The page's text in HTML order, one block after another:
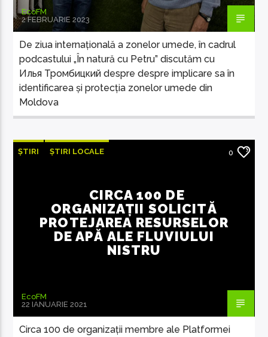
EcoFM
2 FEBRUARIE 2023
De ziua internațională a zonelor umede, în cadrul
podcastului „În natură cu Petru” discutăm cu
Илья Тромбицкий despre despre implicare sa în
identificarea și protecția zonelor umede din
Moldova
ȘTIRI ȘTIRI LOCALE 0
CIRCA 100 DE
ORGANIZAȚII SOLICITĂ
PROTEJAREA RESURSELOR
DE APĂ ALE FLUVIULUI
NISTRU
EcoFM
22 IANUARIE 2021
Circa 100 de organizații membre ale Platformei